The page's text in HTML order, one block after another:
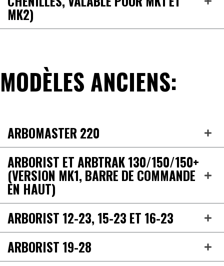
MK2)
MODÈLES ANCIENS:
ARBOMASTER 220
ARBORIST ET ARBTRAK 130/150/150+
(VERSION MK1, BARRE DE COMMANDE
EN HAUT)
ARBORIST 12-23, 15-23 ET 16-23
ARBORIST 19-28